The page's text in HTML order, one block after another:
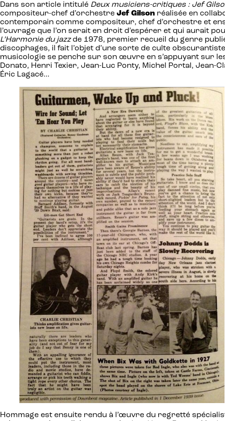
Dans son article intitulé Deux musiciens-critiques : Jef
compositeur-chef d’orchestre Jef Gilson réalisée en
contemporain comme compositeur, chef d’orchestre et
l’ouvrage que l’on serait en droit d’espérer et qui aurait
L’Harmonie du jazzde 1978, premier recueil du genre
discophages, il fait l’objet d’une sorte de culte
musicologie se penche sur son œuvre en s’appuyant sur
Donato, Henri Texier, Jean-Luc Ponty, Michel Portal,
Éric Lagacé…
Hommage est ensuite rendu à l’œuvre du regretté